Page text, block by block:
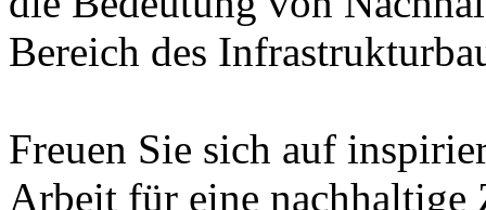
Bereich des
Freuen Sie sich auf
Arbeit für eine nachhaltige